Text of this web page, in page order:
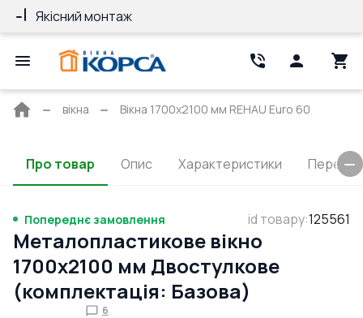
Якісний монтаж
Головна
вікна Вікна 1700x2100 мм REHAU Euro 60
Про товар Опис Характеристики
Попереднє замовлення id товару:125561
Металопластикове вікно
1700x2100 мм Двостулкове
(комплектація: Базова)
6